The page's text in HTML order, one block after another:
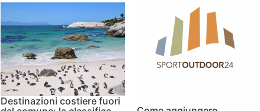
Destinazioni costiere fuori